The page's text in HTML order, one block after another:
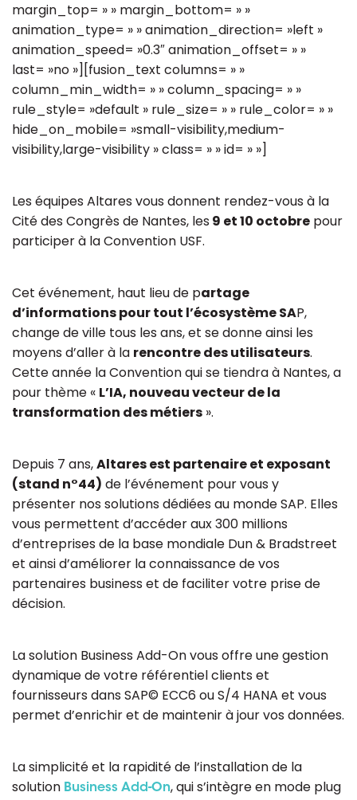
margin_top= » » margin_bottom= » »
animation_type= » » animation_direction= »left »
animation_speed= »0.3″ animation_offset= » »
last= »no »][fusion_text columns= » »
column_min_width= » » column_spacing= » »
rule_style= »default » rule_size= » » rule_color= » »
hide_on_mobile= »small-visibility,medium-
visibility,large-visibility » class= » » id= » »]
Les équipes Altares vous donnent rendez-vous à la
Cité des Congrès de Nantes, les 9 et 10 octobre pour
participer à la Convention USF.
Cet événement, haut lieu de partage
d’informations pour tout l’écosystème SAP,
change de ville tous les ans, et se donne ainsi les
moyens d’aller à la rencontre des utilisateurs.
Cette année la Convention qui se tiendra à Nantes, a
pour thème « L’IA, nouveau vecteur de la
transformation des métiers ».
Depuis 7 ans,Altares est partenaire et exposant
(stand n°44) de l’événement pour vous y
présenter nos solutions dédiées au monde SAP. Elles
vous permettent d’accéder aux 300 millions
d’entreprises de la base mondiale Dun & Bradstreet
et ainsi d’améliorer la connaissance de vos
partenaires business et de faciliter votre prise de
décision.
La solution Business Add-On vous offre une gestion
dynamique de votre référentiel clients et
fournisseurs dans SAP© ECC6 ou S/4 HANA et vous
permet d’enrichir et de maintenir à jour vos données.
La simplicité et la rapidité de l’installation de la
solution Business Add-On, qui s’intègre en mode plug